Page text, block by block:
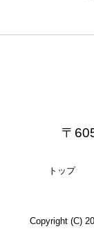
〒
トップ
Copyright (C)